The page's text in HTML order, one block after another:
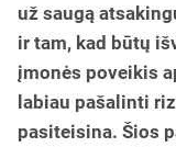
už saugą
ir tam, kad būtų
įmonės poveikis
labiau pašalinti
pasiteisina. Šios